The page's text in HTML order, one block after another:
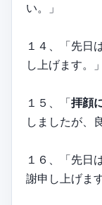
い。」
１４、「先日
し上げます。」
１５、「拝顔
しましたが、
１６、「先日
謝申し上げま